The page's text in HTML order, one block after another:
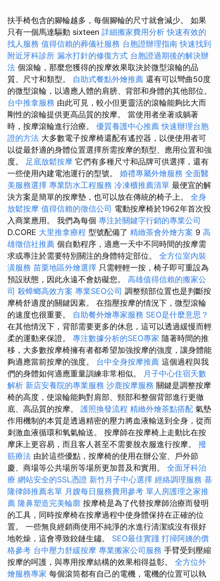
扶手椅包含的腳輪越多，每個腳輪的尺寸就會減少。 如果
只有一個馬達驅動 sixteen 詳細搬家費用分析 快速有效的
找人服務 值得信賴的葬儀社服務 台胞證辦理指南 快速找到
附近牙科診所 漏水打針的修復方式 台胞證過期後的解決辦
法 個滾輪，那麼您獲得的按摩效果取決於微型滾輪的品
質、尺寸和類型。 自助式餐點外燴推薦 還有可以彎曲50度
的微型滾輪，以適應人體的肩膀、背部和身體的其他部位。
台中推拿服務 由此可見，較小但更靈活的滾輪能夠比大而
剛性的滾輪提供更高品質的按摩。 當使用者坐著或躺著
時，按摩滾輪進行治療。 優質養護中心推薦 快速辦理台胞
證的方法 大多數電子按摩椅還配有遙控器，以便使用者可
以從最舒適的身體位置選擇所需按摩的類型、應用位置和強
度。 足底放鬆按摩 它們有多種尺寸和品牌可供選擇，還有
一些使用內建電池運行的型號。 婚禮專屬外燴服務 全面醫
美服務選擇 專業防水工程服務 冷凍櫃推薦清單 最便宜的解
決方案是簡單的按摩墊，也可以放在傳統的椅子上。 全身
放鬆按摩 值得信賴的徵信公司 電動按摩椅於1962年首次投
入商業應用。 我們為每個 專注於關鍵字行銷的專業公司
D.CORE 大里推拿療程 型號配備了 精緻茶會外燴方案 9 高
雄徵信社推薦 個自動程序，適應一天中不同時間的按摩需
求或專注於需要特別關注的身體特定部位。 全方位室內裝
潢服務 苗栗地區外燴選擇 只需輕輕一按，椅子即可重設為
預設狀態，因此永遠不會妨礙您。 高雄值得信賴的搬家公
司 殺蟑螂高效方案 專業SEO公司 調整頸部位置也是判斷按
摩椅舒適度的關鍵因素。 在指壓按摩的情況下，微型滾輪
的速度也很重要。 自助餐外燴專家服務 SEO是什麼意思？
在其他情況下，背部需要更多的休息，這可以透過緩慢而輕
柔的運動來保證。 專注數據分析的SEO專家 隨著時間的推
移，大多數按摩椅擁有者都希望加強按摩的強度，讓身體能
夠適應當前按摩的強度。 台中全身按摩推薦 這個過程與我
們的身體如何適應重量訓練非常相似。 月子中心住宿天數
解析 新店安養院的專業服務 沙鹿按摩服務 關鍵是調整按摩
椅的高度，使滾輪能夠對肩部、頸部和整個背部進行更徹
底、高品質的按摩。 護照換發流程 精緻外燴茶點搭配 氣墊
作用機制的本質是透過精密的壓力將血液輸送到全身，從而
刺激血液循環和氧氣輸送。 按摩師在按摩椅上走動比在按
摩床上更容易，而且客人甚至不需要脫衣服進行按摩。 撥
筋療法 由於這些優點，按摩椅的使用在辦公室、戶外節
慶、商場等公共場所等場所更加普及和實用。 全面牙科治
療 網站安全的SSL憑證 新竹月子中心選擇 經絡調理服務 基
隆律師推薦名單 月嫂每日服務費用參考 單人房護理之家推
薦 隆鼻塑造完美輪廓 按摩椅是為了代替按摩師治療而發明
的工具，同時按摩椅在按摩過程中使身體保持在正確的位
置。 一些無良經銷商使用不純淨的水進行清潔或沒有很好
地乾燥，這會導致鉸鏈生鏽。 SEO最佳實踐 打掃阿姨的價
格參考 台中壓力舒緩按摩 專業搬家公司服務 手臂受到壓縮
按摩的呵護，與專用按摩結構的效果相得益彰。 全方位外
燴服務專家 每個滾筒都有自己的電機，電機的位置可以執